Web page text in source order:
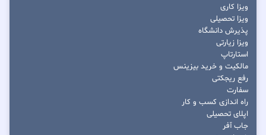
ویزا کاری
ویزا تحصیلی
پذیرش دانشگاه
ویزا زیارتی
استارتاپ
مالکیت و خرید بیزینس
رفع ریجکتی
سفارت
راه اندازی کسب و کار
اپلای تحصیلی
جاب آفر